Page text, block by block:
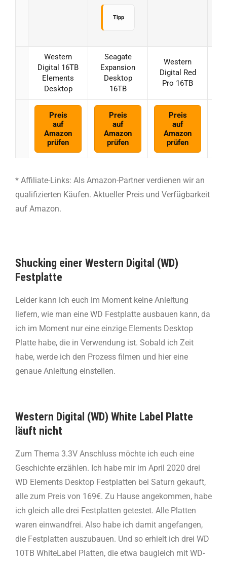
Tipp
Western
Digital 16TB
Elements
Desktop
Seagate
Expansion
Desktop
16TB
Western
Digital Red
Pro 16TB
Preis
auf
Amazon
prüfen
Preis
auf
Amazon
prüfen
Preis
auf
Amazon
prüfen
* Affiliate-Links: Als Amazon-Partner verdienen wir an
qualifizierten Käufen. Aktueller Preis und Verfügbarkeit
auf Amazon.
Shucking einer Western Digital (WD)
Festplatte
Leider kann ich euch im Moment keine Anleitung
liefern, wie man eine WD Festplatte ausbauen kann, da
ich im Moment nur eine einzige Elements Desktop
Platte habe, die in Verwendung ist. Sobald ich Zeit
habe, werde ich den Prozess filmen und hier eine
genaue Anleitung einstellen.
Western Digital (WD) White Label Platte
läuft nicht
Zum Thema 3.3V Anschluss möchte ich euch eine
Geschichte erzählen. Ich habe mir im April 2020 drei
WD Elements Desktop Festplatten bei Saturn gekauft,
alle zum Preis von 169€. Zu Hause angekommen, habe
ich gleich alle drei Festplatten getestet. Alle Platten
waren einwandfrei. Also habe ich damit angefangen,
die Festplatten auszubauen. Und so erhielt ich drei WD
10TB WhiteLabel Platten, die etwa baugleich mit WD-